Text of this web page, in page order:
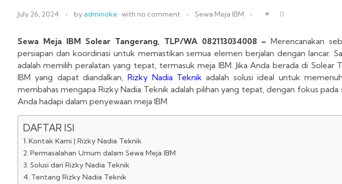
July 26, 2024 byadminoke with no comment Sewa Meja IBM 0
Sewa Meja IBM Solear Tangerang, TLP/WA 082113034008 –Merencanakan
persiapan dan koordinasi untuk memastikan semua elemen berjalan dengan lancar.
adalah memilih peralatan yang tepat, termasuk meja IBM. Jika Anda berada di Solear
IBM yang dapat diandalkan,Rizky Nadia Teknik adalah solusi ideal untuk
membahas mengapa Rizky Nadia Teknik adalah pilihan yang tepat, dengan fokus
Anda hadapi dalam penyewaan meja IBM.
DAFTAR ISI
Kontak Kami | Rizky Nadia Teknik
Permasalahan Umum dalam Sewa Meja IBM
Solusi dari Rizky Nadia Teknik
Tentang Rizky Nadia Teknik